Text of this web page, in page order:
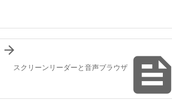

スクリーンリーダーと音声ブラウザ
